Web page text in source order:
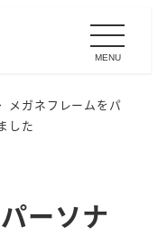
MENU
メガネフレームをパ
した
ーソナ